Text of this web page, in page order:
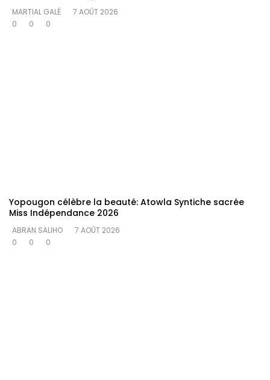
MARTIAL GALÉ
7 AOÛT 2026
0
0 0
Yopougon célèbre la beauté: Atowla Syntiche sacrée
Miss Indépendance 2026
ABRAN SALIHO
7 AOÛT 2026
0
0 0